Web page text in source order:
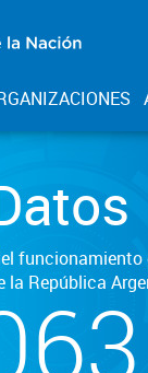
funcionamiento
la República